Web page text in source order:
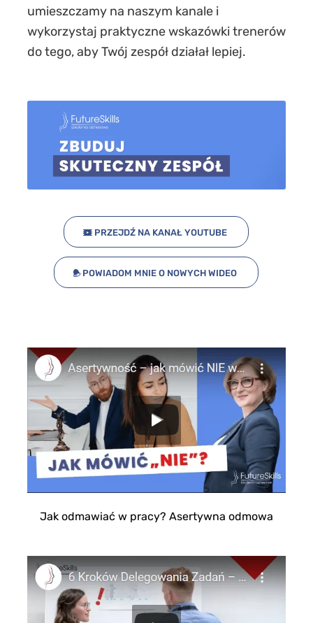
umieszczamy na naszym kanale i
wykorzystaj praktyczne wskazówki trenerów
do tego, aby Twój zespół działał lepiej.
PRZEJDŹ NA KANAŁ YOUTUBE
POWIADOM MNIE O NOWYCH WIDEO
Jak odmawiać w pracy? Asertywna odmowa